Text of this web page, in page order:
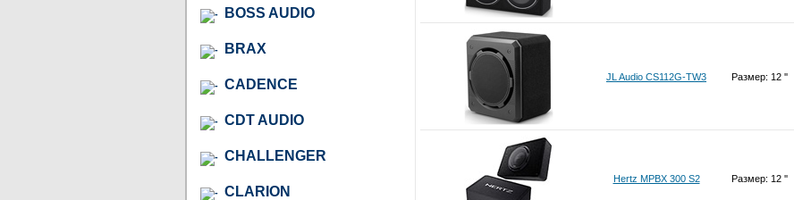
BOSS AUDIO
BRAX
CADENCE
CDT AUDIO
CHALLENGER
CLARION
JL Audio CS112G-TW3 Размер: 12 ''
Hertz MPBX 300 S2 Размер: 12 ''